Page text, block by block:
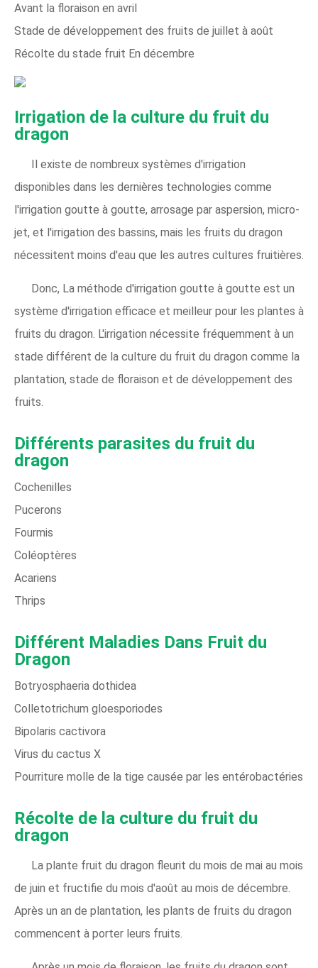
Avant la floraison en avril
Stade de développement des fruits de juillet à août
Récolte du stade fruit En décembre
Irrigation de la culture du fruit du
dragon
Il existe de nombreux systèmes d'irrigation
disponibles dans les dernières technologies comme
l'irrigation goutte à goutte, arrosage par aspersion, micro-
jet, et l'irrigation des bassins, mais les fruits du dragon
nécessitent moins d'eau que les autres cultures fruitières.
Donc, La méthode d'irrigation goutte à goutte est un
système d'irrigation efficace et meilleur pour les plantes à
fruits du dragon. L'irrigation nécessite fréquemment à un
stade différent de la culture du fruit du dragon comme la
plantation, stade de floraison et de développement des
fruits.
Différents parasites du fruit du
dragon
Cochenilles
Pucerons
Fourmis
Coléoptères
Acariens
Thrips
Différent Maladies Dans Fruit du
Dragon
Botryosphaeria dothidea
Colletotrichum gloesporiodes
Bipolaris cactivora
Virus du cactus X
Pourriture molle de la tige causée par les entérobactéries
Récolte de la culture du fruit du
dragon
La plante fruit du dragon fleurit du mois de mai au mois
de juin et fructifie du mois d'août au mois de décembre.
Après un an de plantation, les plants de fruits du dragon
commencent à porter leurs fruits.